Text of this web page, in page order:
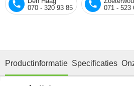
070 - 320 93 85
071 - 523
Productinformatie Specificaties